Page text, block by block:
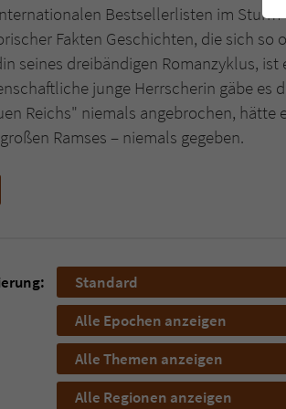
Bestsellerlisten im Sturm
Fakten Geschichten, die sich
seines dreibändigen Romanzyklus,
junge Herrscherin gäbe es
Reichs" niemals angebrochen,
Ramses – niemals gegeben.
Standard
Alle Epochen anzeigen
Alle Themen anzeigen
Alle Regionen anzeigen